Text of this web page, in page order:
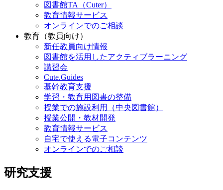
図書館TA（Cuter）
教育情報サービス
オンラインでのご相談
教育（教員向け）
新任教員向け情報
図書館を活用したアクティブラーニング
講習会
Cute.Guides
基幹教育支援
学習・教育用図書の整備
授業での施設利用（中央図書館）
授業公開・教材開発
教育情報サービス
自宅で使える電子コンテンツ
オンラインでのご相談
研究支援